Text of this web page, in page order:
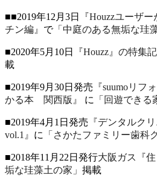
■■2019年12月3日
『Houzzユーザ
チン編』 で「中庭のある無垢な珪
■2020年5月10日 『Houzz』の特集
載
■2019年9月30日発売 『suumoリ
かる本 関西版』
に 「回遊できる
■2019年4月1日発売 『デンタルク
vol.1』 に 「さかたファミリー歯科
■2018年11月22日発行大阪ガス『住
垢な珪藻土の家」 掲載